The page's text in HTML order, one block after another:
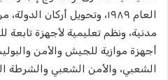
العام ١٩٨٩، وتحويل أركان
مدنية، ونظم تعليمية لأجهزة تابعة
أجهزة موازية للجيش والأمن
الشعبي، والأمن الشعبي والشرطة